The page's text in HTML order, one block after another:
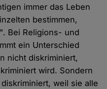
immer das Leben
bestimmen,
Bei Religions- und
ein Unterschied
nicht diskriminiert,
wird. Sondern
weil sie alle